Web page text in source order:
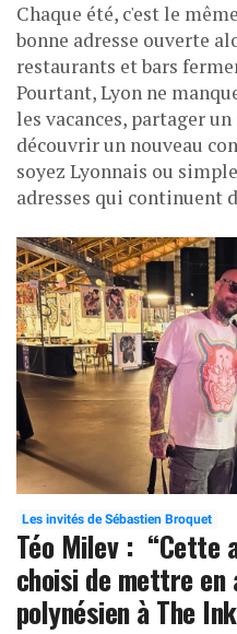
Chaque été, c'est le
bonne adresse ouverte
restaurants et bars
Pourtant, Lyon ne
les vacances, partager
découvrir un nouveau
soyez Lyonnais ou
adresses qui continuent
Les invités de Sébastien Broquet
Téo Milev : “Cette
choisi de mettre
polynésien à The